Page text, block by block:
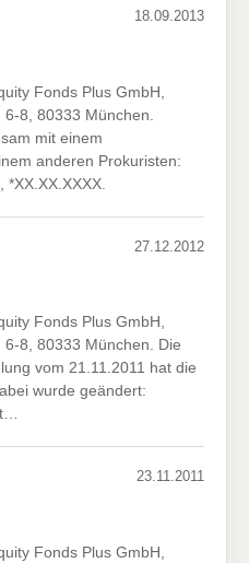
18.09.2013
Fonds Plus GmbH,
8, 80333 München.
mit einem
anderen Prokuristen:
27.12.2012
Fonds Plus GmbH,
8, 80333 München. Die
vom 21.11.2011 hat die
wurde geändert:
23.11.2011
Fonds Plus GmbH,